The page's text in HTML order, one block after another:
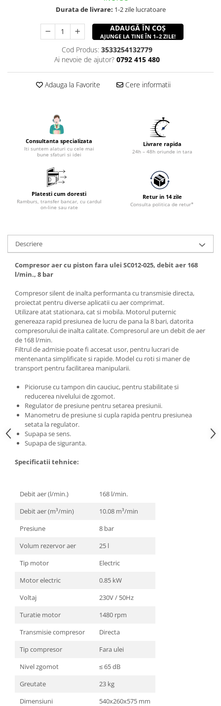
Durata de livrare: 1-2 zile lucratoare
ADAUGĂ ÎN COȘ
AJUNGE LA TINE ÎN 1–2 ZILE!
Cod Produs: 3533254132779
Ai nevoie de ajutor? 0792 415 480
Adauga la Favorite Cere informatii
Consultanta specializata
Iti suntem alaturi cu cele mai
bune sfaturi si idei
Livrare rapida
24h – 48h oriunde in tara
Platesti cum doresti
Ramburs, transfer bancar, cu cardul
on-line sau rate
Retur in 14 zile
Consulta politica de retur*
Descriere
Compresor aer cu piston fara ulei SC012-025, debit aer 168
l/min., 8 bar
Compresor silent de inalta performanta cu transmisie directa,
proiectat pentru diverse aplicatii cu aer comprimat.
Utilizare atat stationara, cat si mobila. Motorul puternic
genereaza rapid presiunea de lucru de pana la 8 bari, datorita
compresorului de inalta calitate. Compresorul are un debit de aer
de 168 l/min.
Filtrul de admisie poate fi accesat usor, pentru lucrari de
mentenanta simplificate si rapide. Model cu roti si maner de
transport pentru facilitarea manipularii.
Picioruse cu tampon din cauciuc, pentru stabilitate si
reducerea nivelului de zgomot.
Regulator de presiune pentru setarea presiunii.
Manometru de presiune si cupla rapida pentru presiunea
setata la regulator.
Supapa se sens.
Supapa de siguranta.
Specificatii tehnice:
Debit aer (l/min.)
168 l/min.
Debit aer (m³/min)
10.08 m³/min
Presiune
8 bar
Volum rezervor aer
25 l
Tip motor
Electric
Motor electric
0.85 kW
Voltaj
230V / 50Hz
Turatie motor
1480 rpm
Transmisie compresor
Directa
Tip compresor
Fara ulei
Nivel zgomot
≤ 65 dB
Greutate
23 kg
Dimensiuni
540x260x575 mm